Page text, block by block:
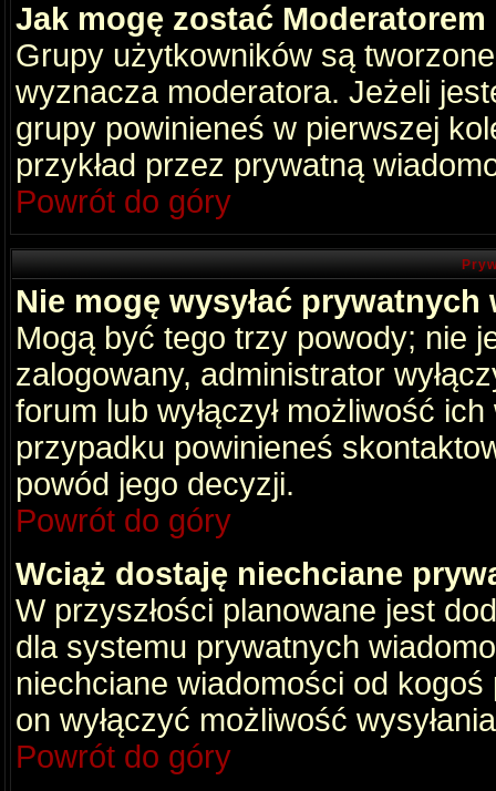
Jak mogę zostać
Grupy użytkowników są
wyznacza moderatora. Jeżeli
grupy powinieneś w pierwszej
przykład przez prywatną
Powrót do góry
Nie mogę wysyłać
Mogą być tego trzy powody; nie
zalogowany, administrator
forum lub wyłączył możliwość
przypadku powinieneś
powód jego decyzji.
Powrót do góry
Wciąż dostaję niechciane
W przyszłości planowane jest
dla systemu prywatnych
niechciane wiadomości od
on wyłączyć możliwość
Powrót do góry